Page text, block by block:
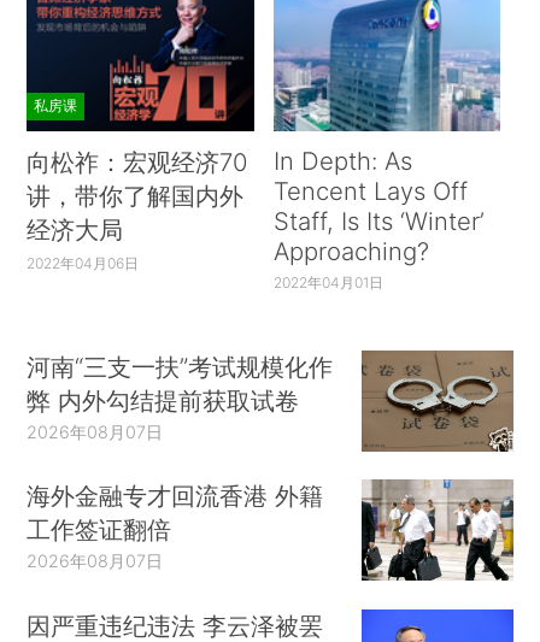
私房课
向松祚：宏观经济70
讲，带你了解国内外
经济大局
2022年04月06日
In Depth: As
Tencent Lays Off
Staff, Is Its ‘Winter’
Approaching?
2022年04月01日
河南“三支一扶”考试规模化作
弊 内外勾结提前获取试卷
2026年08月07日
海外金融专才回流香港 外籍
工作签证翻倍
2026年08月07日
因严重违纪违法 李云泽被罢